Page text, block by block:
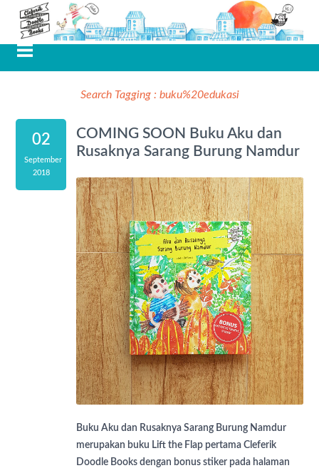
Search Tagging : buku%20edukasi
02
September
2018
COMING SOON Buku Aku dan
Rusaknya Sarang Burung Namdur
Buku Aku dan Rusaknya Sarang Burung Namdur
merupakan buku Lift the Flap pertama Cleferik
Doodle Books dengan bonus stiker pada halaman